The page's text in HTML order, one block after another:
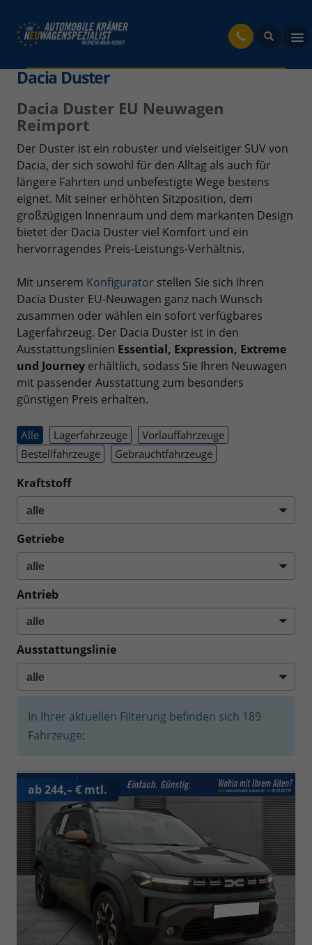
Dacia Duster
Dacia Duster EU Neuwagen
Reimport
Der Duster ist ein robuster und vielseitiger SUV von
Dacia, der sich sowohl für den Alltag als auch für
längere Fahrten und unbefestigte Wege bestens
eignet. Mit seiner erhöhten Sitzposition, dem
großzügigen Innenraum und dem markanten Design
bietet der Dacia Duster viel Komfort und ein
hervorragendes Preis-Leistungs-Verhältnis.
Mit unserem Konfigurator stellen Sie sich Ihren
Dacia Duster EU-Neuwagen ganz nach Wunsch
zusammen oder wählen ein sofort verfügbares
Lagerfahrzeug. Der Dacia Duster ist in den
Ausstattungslinien Essential, Expression, Extreme
und Journey erhältlich, sodass Sie Ihren Neuwagen
mit passender Ausstattung zum besonders
günstigen Preis erhalten.
Alle Lagerfahrzeuge
Vorlauffahrzeuge
Bestellfahrzeuge
Gebrauchtfahrzeuge
Kraftstoff
Getriebe
Antrieb
Ausstattungslinie
In Ihrer aktuellen Filterung befinden sich 189
Fahrzeuge:
ab 244,– € mtl.